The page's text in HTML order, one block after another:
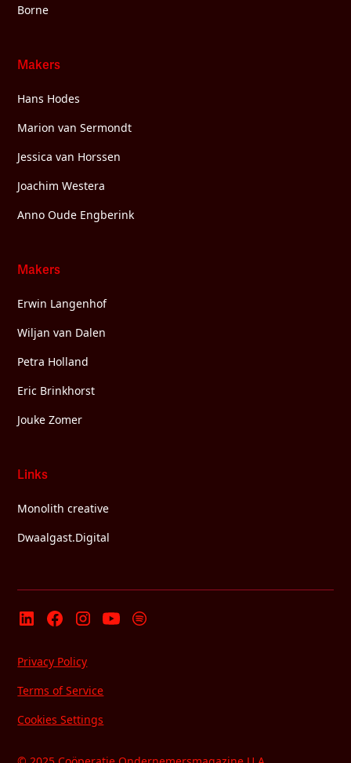
Borne
Makers
Hans Hodes
Marion van Sermondt
Jessica van Horssen
Joachim Westera
Anno Oude Engberink
Makers
Erwin Langenhof
Wiljan van Dalen
Petra Holland
Eric Brinkhorst
Jouke Zomer
Links
Monolith creative
Dwaalgast.Digital
Privacy Policy
Terms of Service
Cookies Settings